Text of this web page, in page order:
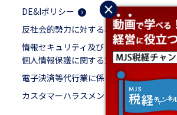
×
DE&Iポリシー
反社会的勢力に対する基本方針
情報セキュリティ及び
個人情報保護に関する方針
電子決済等代行業に係る表示
カスタマーハラスメントに対する基本方針